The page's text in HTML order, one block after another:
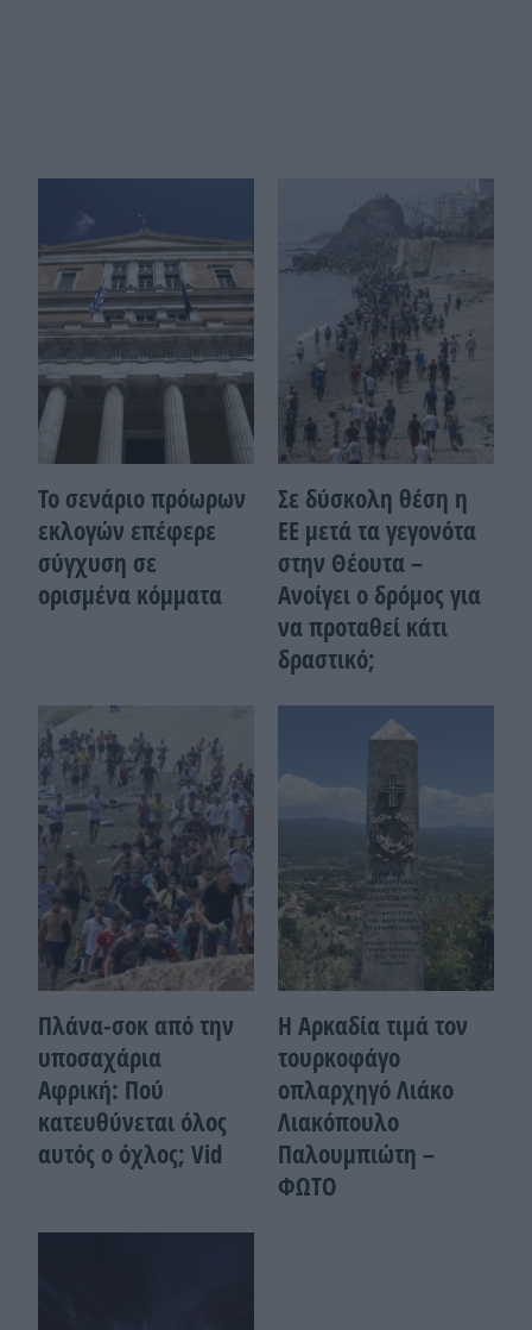
Το σενάριο πρόωρων
εκλογών επέφερε
σύγχυση σε
ορισμένα κόμματα
Σε δύσκολη θέση η
ΕΕ μετά τα γεγονότα
στην Θέουτα –
Ανοίγει ο δρόμος για
να προταθεί κάτι
δραστικό;
Πλάνα-σοκ από την
υποσαχάρια
Αφρική: Πού
κατευθύνεται όλος
αυτός ο όχλος; Vid
Η Αρκαδία τιμά τον
τουρκοφάγο
οπλαρχηγό Λιάκο
Λιακόπουλο
Παλουμπιώτη –
ΦΩΤΟ